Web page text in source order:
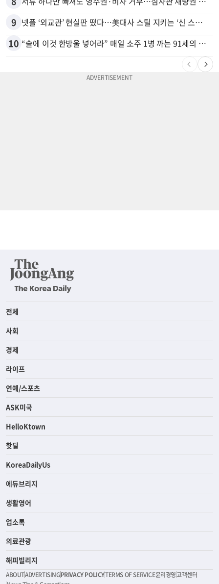
9 넷플 ‘외교관’ 현실판 떴다…美대사 스틸 지키는 ‘신 스틸러’
10 “술에 이것 한방울 넣어라” 매일 소주 1병 까는 91세의 철칙
전체
사회
경제
라이프
연예/스포츠
ASK미국
HelloKtown
핫딜
KoreaDailyUs
에듀브리지
생활영어
업소록
의료관광
해피빌리지
ABOUTADVERTISINGPRIVACY POLICYTERMS OF SERVICE윤리경영고객센터